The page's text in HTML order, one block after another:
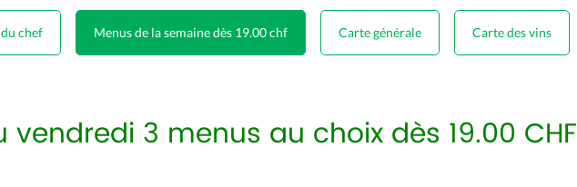
chef Menus de la semaine dès 19.00 chf Carte générale Carte des vins
3 menus au choix dès 19.00 CHF